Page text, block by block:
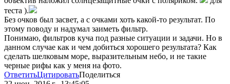
теста ).
Без очков был засвет, а с очками хоть какой-то результат. По
этому поводу и надумал заиметь фильтр.
Понимаю, фильтров куча под разные ситуации и задачи. Но в
данном случае как и чем добиться хорошего результата? Как
сделать шелковым море, выразительным небо, и не такие
черные рифы как у меня на фото.
ОтветитьЦитироватьПоделиться